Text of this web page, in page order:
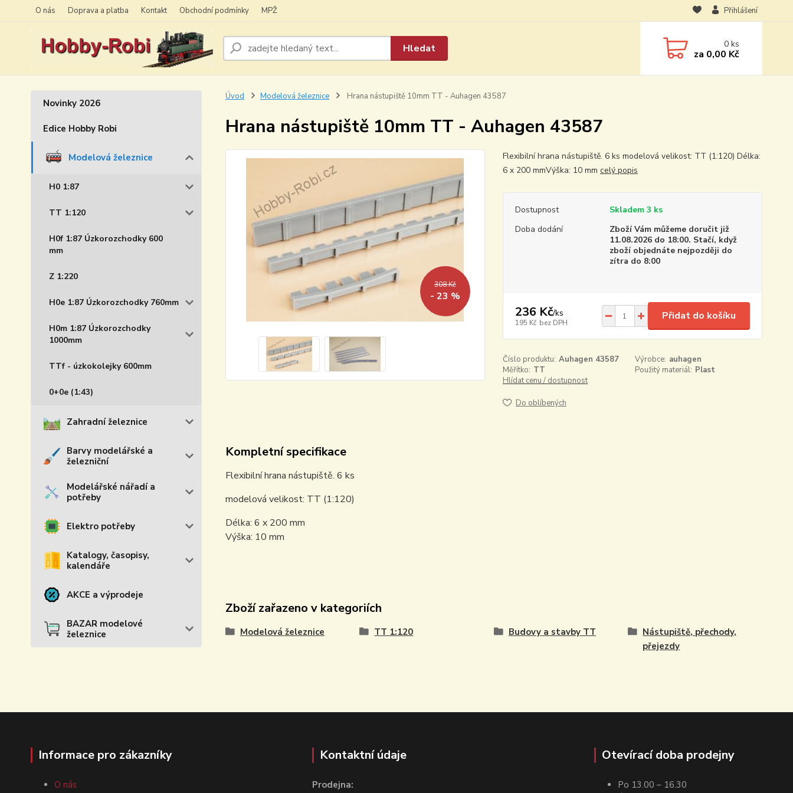
O nás Doprava a platba Kontakt Obchodní podmínky MPŽ Přihlášení
Hledat 0ks
za 0,00 Kč
Novinky 2026
Edice Hobby Robi
Modelová železnice
H0 1:87
TT 1:120
H0f 1:87 Úzkorozchodky 600
mm
Z 1:220
H0e 1:87 Úzkorozchodky 760mm
H0m 1:87 Úzkorozchodky
1000mm
TTf - úzkokolejky 600mm
0+0e (1:43)
Zahradní železnice
Barvy modelářské a
železniční
Modelářské nářadí a
potřeby
Elektro potřeby
Katalogy, časopisy,
kalendáře
AKCE a výprodeje
BAZAR modelové
železnice
Úvod Modelová železnice Hrana nástupiště 10mm TT - Auhagen 43587
Hrana nástupiště 10mm TT - Auhagen 43587
308 Kč
- 23 %
Flexibilní hrana nástupiště. 6 ks modelová velikost: TT (1:120) Délka:
6 x 200 mmVýška: 10 mm celý popis
Dostupnost
Skladem 3 ks
Doba dodání
Zboží Vám můžeme doručit již
11.08.2026 do 18:00. Stačí, když
zboží objednáte nejpozději do
zítra do 8:00
236 Kč/ks
195 Kč bez DPH
Přidat do košíku
Číslo produktu: Auhagen 43587 Výrobce: auhagen
Měřítko: TT Použitý materiál: Plast
Hlídat cenu / dostupnost
Do oblíbených
Kompletní specifikace
Flexibilní hrana nástupiště. 6 ks
modelová velikost: TT (1:120)
Délka: 6 x 200 mm
Výška: 10 mm
Zboží zařazeno v kategoriích
Modelová železnice TT 1:120 Budovy a stavby TT
Nástupiště, přechody,
přejezdy
Informace pro zákazníky
O nás
Kontaktní údaje
Prodejna:
Otevírací doba prodejny
Po 13.00 – 16.30